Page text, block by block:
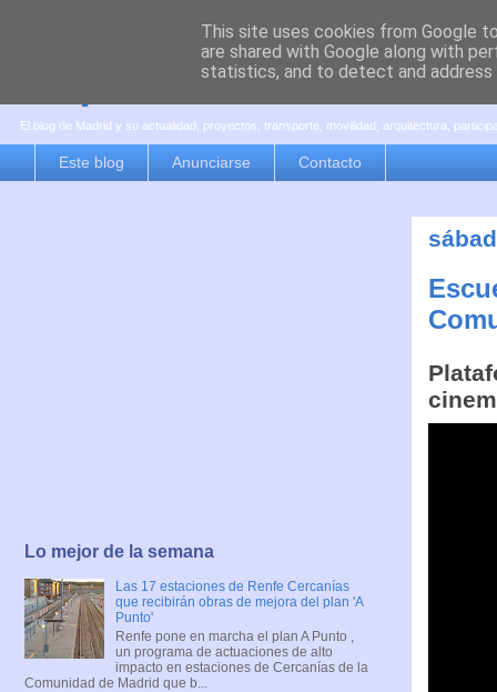
es por madrid
El blog de Madrid y su actualidad, proyectos, transporte, movilidad, arquitectura,
Este blog Anunciarse Contacto
Lo mejor de la semana
Las 17 estaciones de Renfe Cercanías
que recibirán obras de mejora del plan 'A
Punto'
Renfe pone en marcha el plan A Punto ,
un programa de actuaciones de alto
impacto en estaciones de Cercanías de la
Comunidad de Madrid que b...
This site uses cookies from Google
are shared with Google along with
statistics, and to detect and address